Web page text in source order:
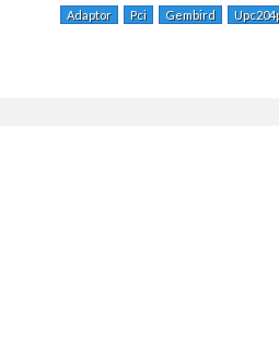
Adaptor Pci Gembird